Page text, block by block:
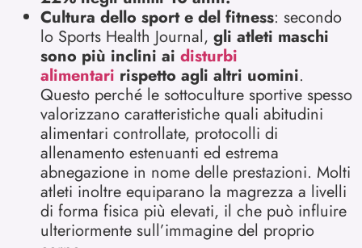
Cultura dello sport e del fitness: secondo
lo Sports Health Journal, gli atleti maschi
sono più inclini ai disturbi
alimentari rispetto agli altri uomini.
Questo perché le sottoculture sportive spesso
valorizzano caratteristiche quali abitudini
alimentari controllate, protocolli di
allenamento estenuanti ed estrema
abnegazione in nome delle prestazioni. Molti
atleti inoltre equiparano la magrezza a livelli
di forma fisica più elevati, il che può influire
ulteriormente sull’immagine del proprio